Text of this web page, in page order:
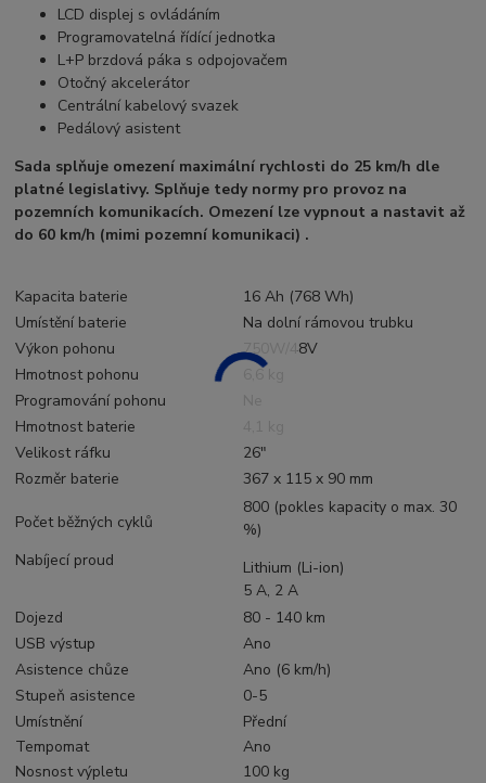
LCD displej s ovládáním
Programovatelná řídící jednotka
L+P brzdová páka s odpojovačem
Otočný akcelerátor
Centrální kabelový svazek
Pedálový asistent
Sada splňuje omezení maximální rychlosti do 25 km/h dle
platné legislativy. Splňuje tedy normy pro provoz na
pozemních komunikacích. Omezení lze vypnout a nastavit až
do 60 km/h (mimi pozemní komunikaci) .
Kapacita baterie
16 Ah (768 Wh)
Umístění baterie
Na dolní rámovou trubku
Výkon pohonu
750W/48V
Hmotnost pohonu
6,6 kg
Programování pohonu
Hmotnost baterie
Velikost ráfku
26"
Rozměr baterie
367 x 115 x 90 mm
Počet běžných cyklů
Nabíjecí proud
800 (pokles kapacity o max. 30
%)
Lithium (Li-ion)
5 A, 2 A
Dojezd
80 - 140 km
USB výstup
Ano
Asistence chůze
Ano (6 km/h)
Stupeň asistence
0-5
Umístnění
Přední
Tempomat
Ano
Nosnost výpletu
100 kg